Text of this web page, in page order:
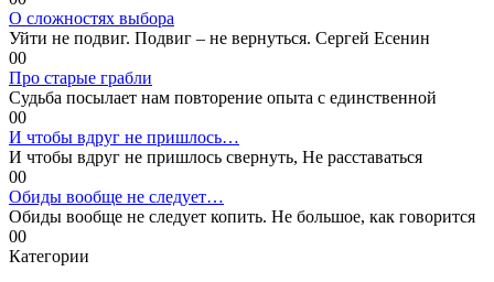
О сложностях выбора
Уйти не подвиг. Подвиг – не вернуться. Сергей Есенин
00
Про старые грабли
Судьба посылает нам повторение опыта с единственной
00
И чтобы вдруг не пришлось…
И чтобы вдруг не пришлось свернуть, Не расставаться
00
Обиды вообще не следует…
Обиды вообще не следует копить. Не большое, как говорится
00
Категории